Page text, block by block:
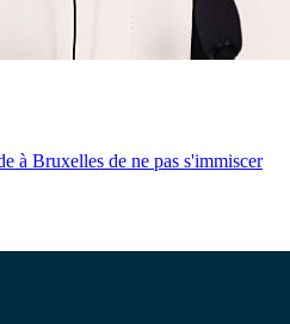
à Bruxelles de ne pas s'immiscer